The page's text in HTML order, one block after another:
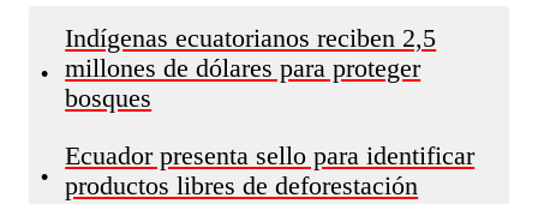
•
Indígenas ecuatorianos reciben 2,5
millones de dólares para proteger
bosques
•
Ecuador presenta sello para identificar
productos libres de deforestación